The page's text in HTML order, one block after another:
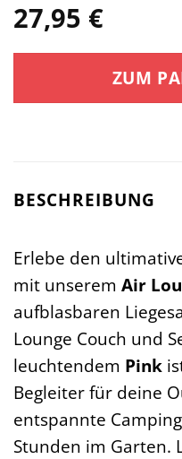
27,95 €
ZUM
BESCHREIBUNG
Erlebe den
mit unserem Air
aufblasbaren
Lounge Couch und
leuchtendem Pink
Begleiter für deine
entspannte
Stunden im Garten.